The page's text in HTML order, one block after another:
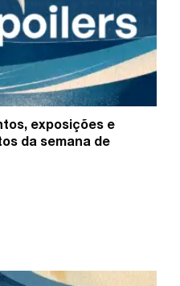
exposições e
da semana de